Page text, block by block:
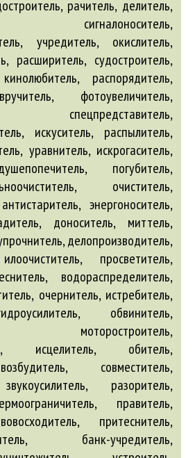
рачитель, делитель,
сигналоноситель,
учредитель, окислитель,
расширитель, судостроитель,
распорядитель,
фотоувеличитель,
спецпредставитель,
искуситель, распылитель,
уравнитель, искрогаситель,
погубитель,
очиститель,
энергоноситель,
доноситель, миттель,
делопроизводитель,
просветитель,
водораспределитель,
очернитель, истребитель,
обвинитель,
моторостроитель,
исцелитель, обитель,
совместитель,
разоритель,
правитель,
притеснитель,
банк-учредитель,